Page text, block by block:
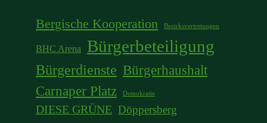
Bergische Kooperation Bezirksvertretungen
BHC Arena Bürgerbeteiligung
Bürgerdienste Bürgerhaushalt
Carnaper Platz
Demokratie
DIESE GRÜNE Döppersberg